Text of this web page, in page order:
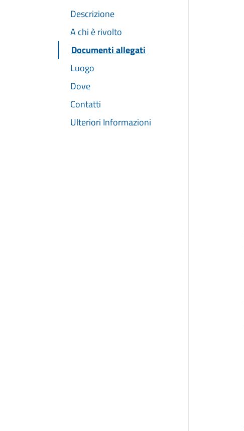
Descrizione
A chi è rivolto
Documenti allegati
Luogo
Dove
Contatti
Ulteriori Informazioni